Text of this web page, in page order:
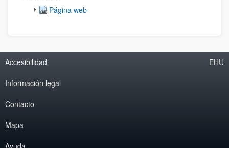
Página web
Accesibilidad
Información legal
Contacto
Mapa
EHU